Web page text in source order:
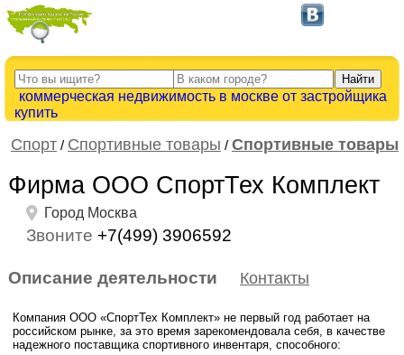
коммерческая недвижимость в москве от застройщика
купить
Спорт / Спортивные товары / Спортивные товары
Фирма ООО СпортТех Комплект
Город Москва
Звоните +7(499) 3906592
Описание деятельности Контакты
Компания ООО «СпортТех Комплект» не первый год работает на
российском рынке, за это время зарекомендовала себя, в качестве
надежного поставщика спортивного инвентаря, способного: